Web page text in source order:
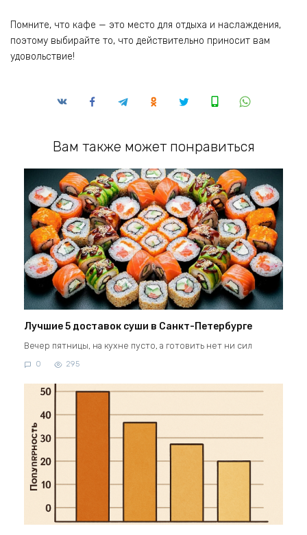
Помните, что кафе — это место для отдыха и наслаждения,
поэтому выбирайте то, что действительно приносит вам
удовольствие!
Вам также может понравиться
Лучшие 5 доставок суши в Санкт-Петербурге
Вечер пятницы, на кухне пусто, а готовить нет ни сил
0 295